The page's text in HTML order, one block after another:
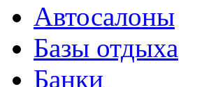
Автосалоны
Базы отдыха
Банки